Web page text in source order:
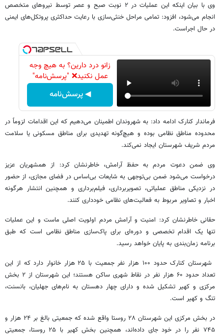
وی با بیان اینکه این عملیات در ۲ نوبت صبح و عصر توسط نیروهای متخصص
انجام می‌شود، افزود: تمامی مراحل خنثی‌سازی با رعایت حداکثری پروتکل‌های ایمنی
در حال اجراست.
زانو درد دارین؟ به هیچ وجه
عمل نکنید❌ "پرسش‌نامه"
◀ پرسش‌نامه
فرماندار کنارک ادامه داد: به شهروندان اطمینان می‌دهیم که این اقدامات لزوماً در
محدوده مناطق نظامی بوده و هیچ‌گونه تهدیدی برای مناطق مسکونی یا سلامت
مردم شریف شهرستان ایجاد نمی‌کند.
وی ضمن دعوت مردم به حفظ آرامش، خاطرنشان کرد: از همشهریان عزیز
درخواست می‌شود ضمن بی‌توجهی به شایعات بی‌اساس در فضای مجازی، از حضور
در نزدیکی مناطق عملیاتی، تصویربرداری، فیلم‌برداری و همچنین انتشار هرگونه
اخبار و تصاویر مربوط به فعالیت‌های نظامی خودداری کنند.
حقانی خاطرنشان کرد: امنیت و آرامش مردم اولویت اصلی ماست و این عملیات
تنها یک اقدام تخصصی و دوره‌ای برای پاک‌سازی مناطق نظامی است که طبق
برنامه زمان‌بندی به پایان خواهد رسید.
شهرستان کنارک حدود ۱۰۰ هزار نفر جمعیت با ۲۵ هزار خانوار دارد که از این
تعداد حدود ۶۰ هزار نفر در نقاط شهری ساکن هستند؛ این شهرستان از ۲ بخش
مرکزی و کهیر تشکیل شده و دارای چهار دهستان به نام‌های جهلیان، بانسنت،
تنگ و کهیر است.
در بخش مرکزی این شهرستان ۲۸ روستا واقع شده که جمعیتی بالغ بر ۲۴ هزار و
۷۴۵ نفر را در خود جای داده‌اند، همچنین بخش کهیر با ۲۵ روستا، جمعیتی